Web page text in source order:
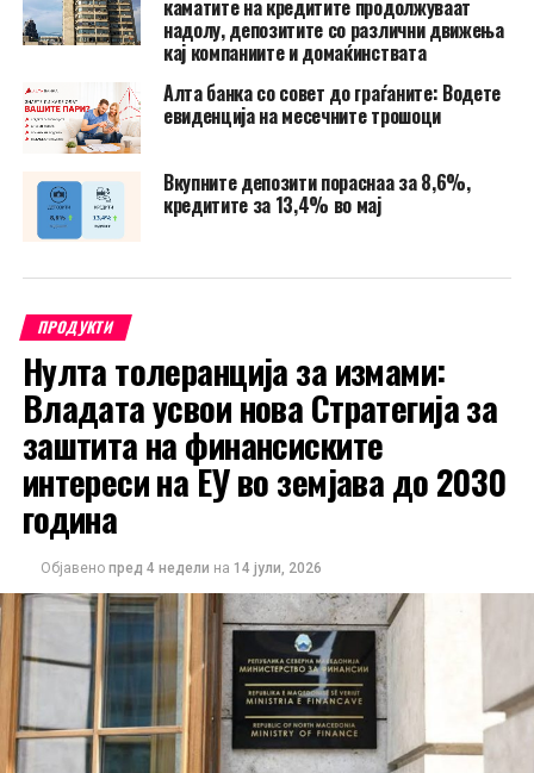
каматите на кредитите продолжуваат
надолу, депозитите со различни движења
кај компаниите и домаќинствата
Алта банка со совет до граѓаните: Водете
евиденција на месечните трошоци
Вкупните депозити пораснаа за 8,6%,
кредитите за 13,4% во мај
ПРОДУКТИ
Нулта толеранција за измами:
Владата усвои нова Стратегија за
заштита на финансиските
интереси на ЕУ во земјава до 2030
година
Објавено пред 4 недели на 14 јули, 2026